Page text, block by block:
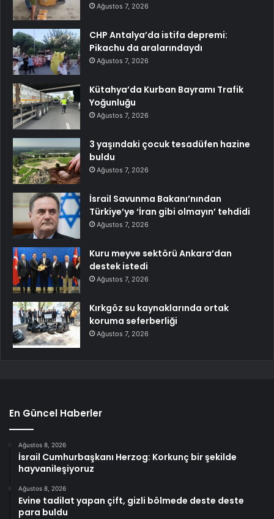
Ağustos 7, 2026
CHP Antalya’da istifa depremi:
Pikachu da aralarındaydı
Ağustos 7, 2026
Kütahya’da Kurban Bayramı Trafik
Yoğunluğu
Ağustos 7, 2026
3 yaşındaki çocuk tesadüfen hazine
buldu
Ağustos 7, 2026
İsrail Savunma Bakanı’nından
Türkiye’ye ‘İran gibi olmayın’ tehdidi
Ağustos 7, 2026
Kuru meyve sektörü Ankara’dan
destek istedi
Ağustos 7, 2026
Kırkgöz su kaynaklarında ortak
koruma seferberliği
Ağustos 7, 2026
En Güncel Haberler
Ağustos 8, 2026
İsrail Cumhurbaşkanı Herzog: Korkunç bir şekilde
hayvanileşiyoruz
Ağustos 8, 2026
Evine tadilat yapan çift, gizli bölmede deste deste
para buldu